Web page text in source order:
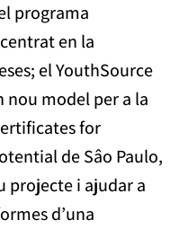
programa
en la
el YouthSource
nou model per a la
for
de Sâo Paulo,
projecte i ajudar a
d’una